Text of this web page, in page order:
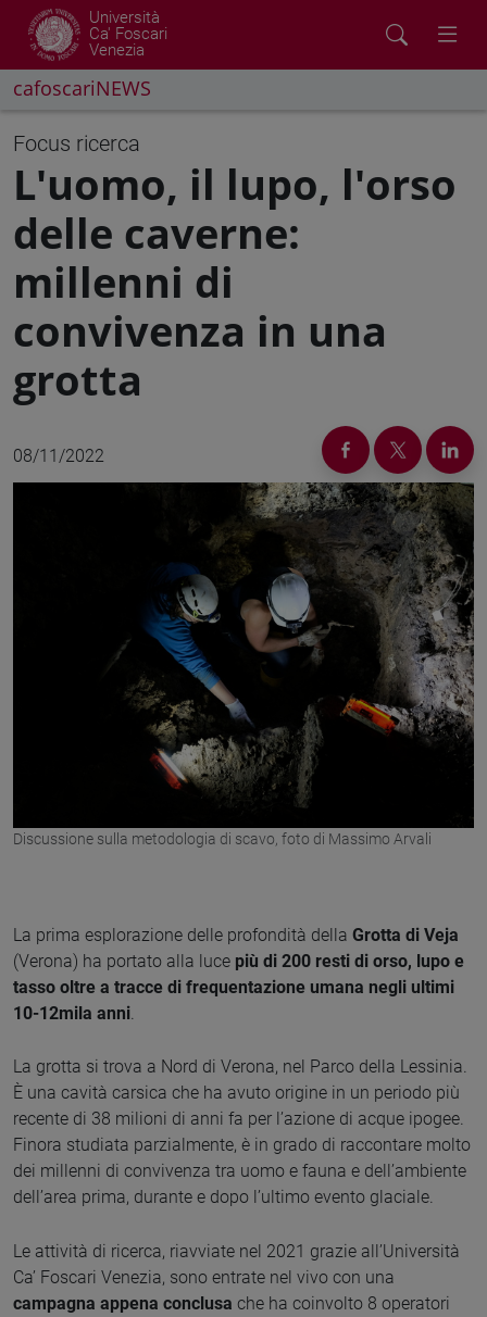
Università
Ca' Foscari
Venezia
cafoscariNEWS
Focus ricerca
L'uomo, il lupo, l'orso
delle caverne:
millenni di
convivenza in una
grotta
08/11/2022
Discussione sulla metodologia di scavo, foto di Massimo Arvali
La prima esplorazione delle profondità della Grotta di Veja
(Verona) ha portato alla luce più di 200 resti di orso, lupo e
tasso oltre a tracce di frequentazione umana negli ultimi
10-12mila anni
La grotta si trova a Nord di Verona, nel Parco della Lessinia.
È una cavità carsica che ha avuto origine in un periodo più
recente di 38 milioni di anni fa per l’azione di acque ipogee.
Finora studiata parzialmente, è in grado di raccontare molto
dei millenni di convivenza tra uomo e fauna e dell’ambiente
dell’area prima, durante e dopo l’ultimo evento glaciale.
Le attività di ricerca, riavviate nel 2021 grazie all’Università
Ca’ Foscari Venezia, sono entrate nel vivo con una
campagna appena conclusa che ha coinvolto 8 operatori